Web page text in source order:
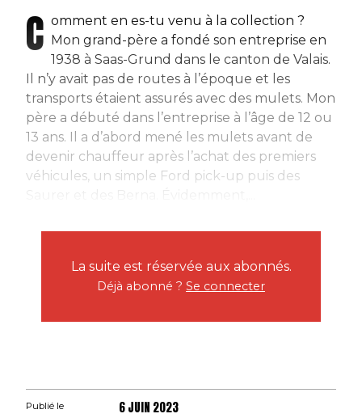
C omment en es-tu venu à la collection ?
Mon grand-père a fondé son entreprise en
1938 à Saas-Grund dans le canton de Valais.
Il n’y avait pas de routes à l’époque et les
transports étaient assurés avec des mulets. Mon
père a débuté dans l’entreprise à l’âge de 12 ou
13 ans. Il a d’abord mené les mulets avant de
devenir chauffeur après l’achat des premiers
véhicules, un simple Ford pick-up puis des
La suite est réservée aux abonnés.
Déjà abonné ? Se connecter
Publié le 6 JUIN 2023